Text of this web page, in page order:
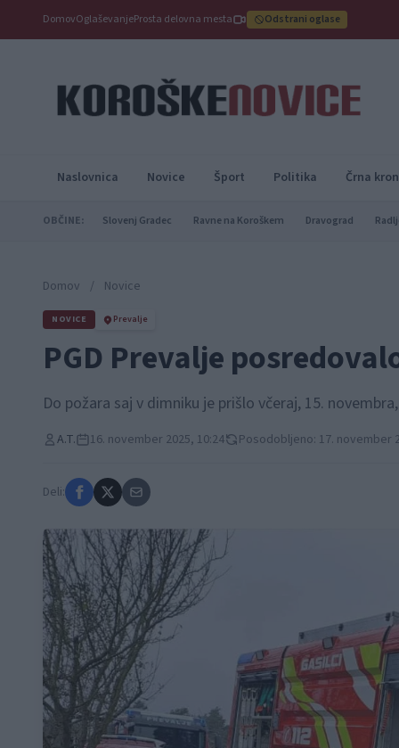
DomovOglaševanjeProsta delovna mesta Odstrani oglase
Naslovnica Novice Šport Politika Črna
OBČINE: Slovenj Gradec Ravne na Koroškem Dravograd
Domov / Novice
NOVICE Prevalje
PGD Prevalje
Do požara saj v dimniku je prišlo včeraj, 15.
A.T. 16. november 2025, 10:24 Posodobljeno: 17. november
Deli: